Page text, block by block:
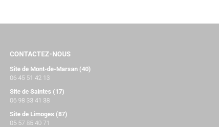
CONTACTEZ-NOUS
Site de Mont-de-Marsan (40)
06 45 51 42 13
Site de Saintes (17)
06 98 33 41 38
Site de Limoges (87)
05 57 85 40 71